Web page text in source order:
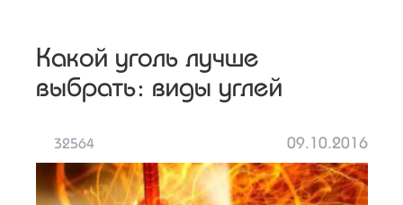
Какой уголь лучше
выбрать: виды углей
09.10.2016
32564